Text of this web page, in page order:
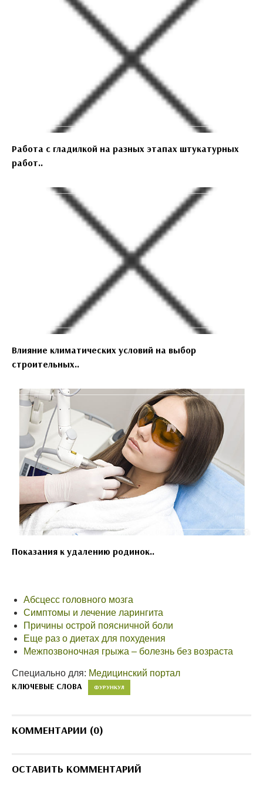
Работа с гладилкой на разных этапах штукатурных
работ..
Влияние климатических условий на выбор
строительных..
Показания к удалению родинок..
Абсцесс головного мозга
Симптомы и лечение ларингита
Причины острой поясничной боли
Еще раз о диетах для похудения
Межпозвоночная грыжа – болезнь без возраста
Специально для: Медицинский портал
КЛЮЧЕВЫЕ СЛОВА ФУРУНКУЛ
КОММЕНТАРИИ (0)
ОСТАВИТЬ КОММЕНТАРИЙ